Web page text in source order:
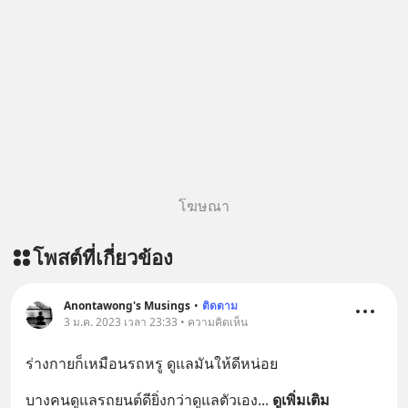
โฆษณา
โพสต์ที่เกี่ยวข้อง
Anontawong's Musings • ติดตาม
3 ม.ค. 2023 เวลา 23:33 • ความคิดเห็น
ร่างกายก็เหมือนรถหรู ดูแลมันให้ดีหน่อย
บางคนดูแลรถยนต์ดียิ่งกว่าดูแลตัวเอง... ดูเพิ่มเติม